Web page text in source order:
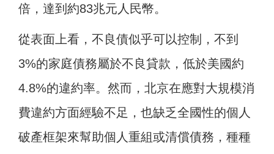
倍，達到約83兆元人民幣。
從表面上看，不良債似乎可以控制，不到
3%的家庭債務屬於不良貸款，低於美國約
4.8%的違約率。然而，北京在應對大規模消
費違約方面經驗不足，也缺乏全國性的個人
破產框架來幫助個人重組或清償債務，種種